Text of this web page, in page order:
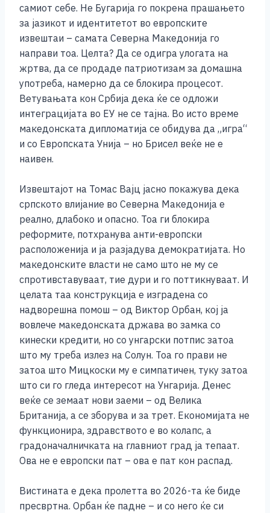
самиот себе. Не Бугарија го покрена прашањето
за јазикот и идентитетот во европските
извештаи – самата Северна Македонија го
направи тоа. Целта? Да се одигра улогата на
жртва, да се продаде патриотизам за домашна
употреба, намерно да се блокира процесот.
Ветувањата кон Србија дека ќе се одложи
интеграцијата во ЕУ не се тајна. Во исто време
македонската дипломатија се обидува да „игра“
и со Европската Унија – но Брисел веќе не е
наивен.
Извештајот на Томас Вајц јасно покажува дека
српското влијание во Северна Македонија е
реално, длабоко и опасно. Тоа ги блокира
реформите, потхранува анти-европски
расположенија и ја разјадува демократијата. Но
македонските власти не само што не му се
спротивставуваат, тие дури и го поттикнуваат. И
целата таа конструкција е изградена со
надворешна помош – од Виктор Орбан, кој ја
вовлече македонската држава во замка со
кинески кредити, но со унгарски потпис затоа
што му треба излез на Солун. Тоа го прави не
затоа што Мицкоски му е симпатичен, туку затоа
што си го гледа интересот на Унгарија. Денес
веќе се земаат нови заеми – од Велика
Британија, а се зборува и за трет. Економијата не
функционира, здравството е во колапс, а
градоначалничката на главниот град ја тепаат.
Ова не е европски пат – ова е пат кон распад.
Вистината е дека пролетта во 2026-та ќе биде
пресвртна. Орбан ќе падне – и со него ќе си